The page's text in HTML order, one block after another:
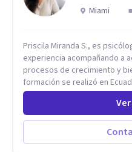
Miami
Priscila Miranda S., es
experiencia acompañando a
procesos de crecimiento y
formación se realizó en
con un Máster en
diplomados que respaldan
especializo en ansiedad,
emocional, depresión,
suicidio, crisis vitales y